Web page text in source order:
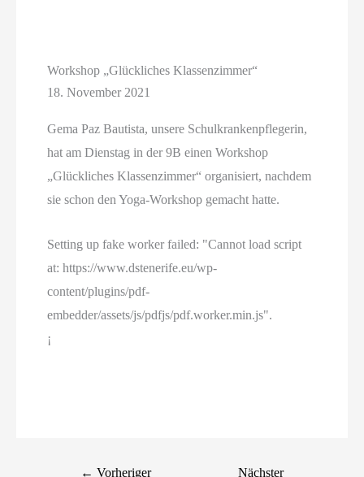
Workshop „Glückliches Klassenzimmer“
18. November 2021
Gema Paz Bautista, unsere Schulkrankenpflegerin,
hat am Dienstag in der 9B einen Workshop
„Glückliches Klassenzimmer“ organisiert, nachdem
sie schon den Yoga-Workshop gemacht hatte.
Setting up fake worker failed: "Cannot load script
at: https://www.dstenerife.eu/wp-
content/plugins/pdf-
embedder/assets/js/pdfjs/pdf.worker.min.js".
¡
← Vorheriger Nächster